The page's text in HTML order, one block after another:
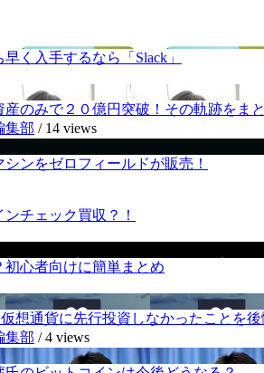
く入手するなら「Slack」
のみで２０億円突破！その軌跡をま
集部 / 14 views
ンをゼロフィールドが販売！
チェック買収？！
心者向けに簡単まとめ
想通貨に先行投資しなかったことを後
集部 /4 views